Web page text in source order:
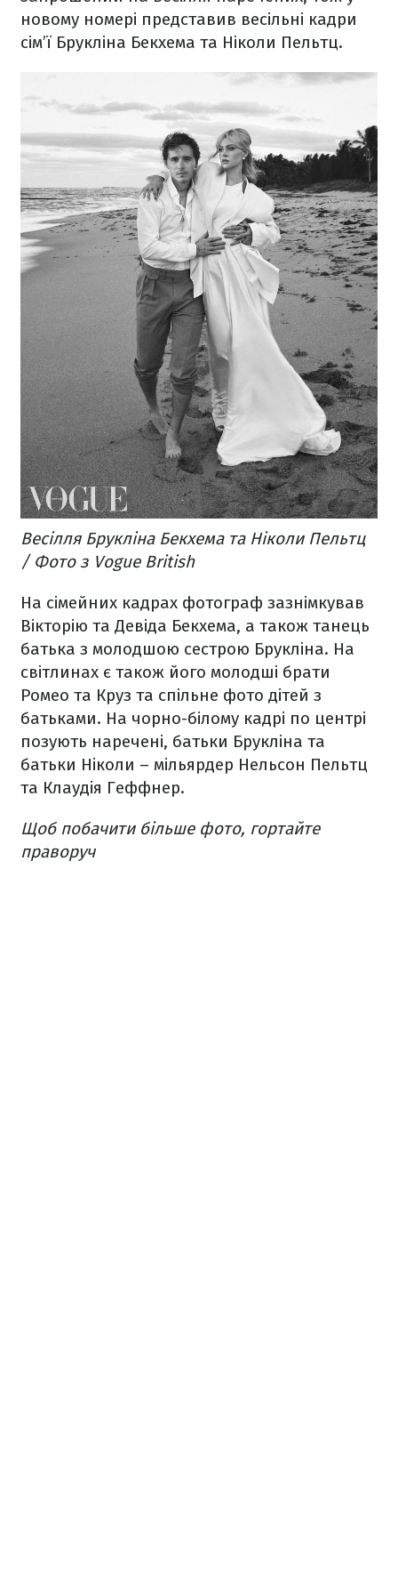
новому номері представив весільні кадри
сім’ї Брукліна Бекхема та Ніколи Пельтц.
Весілля Брукліна Бекхема та Ніколи Пельтц
/ Фото з Vogue British
На сімейних кадрах фотограф зазнімкував
Вікторію та Девіда Бекхема, а також танець
батька з молодшою сестрою Брукліна. На
світлинах є також його молодші брати
Ромео та Круз та спільне фото дітей з
батьками. На чорно-білому кадрі по центрі
позують наречені, батьки Брукліна та
батьки Ніколи – мільярдер Нельсон Пельтц
та Клаудія Геффнер.
Щоб побачити більше фото, гортайте
праворуч